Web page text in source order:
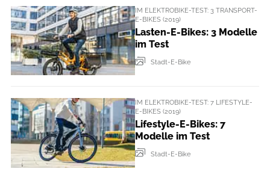
IM ELEKTROBIKE-TEST: 3 TRANSPORT-
E-BIKES (2019)
Lasten-E-Bikes: 3 Modelle
im Test
Stadt-E-Bike
IM ELEKTROBIKE-TEST: 7 LIFESTYLE-
E-BIKES (2019)
Lifestyle-E-Bikes: 7
Modelle im Test
Stadt-E-Bike